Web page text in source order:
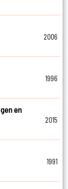
2006
1996
en
2015
1991